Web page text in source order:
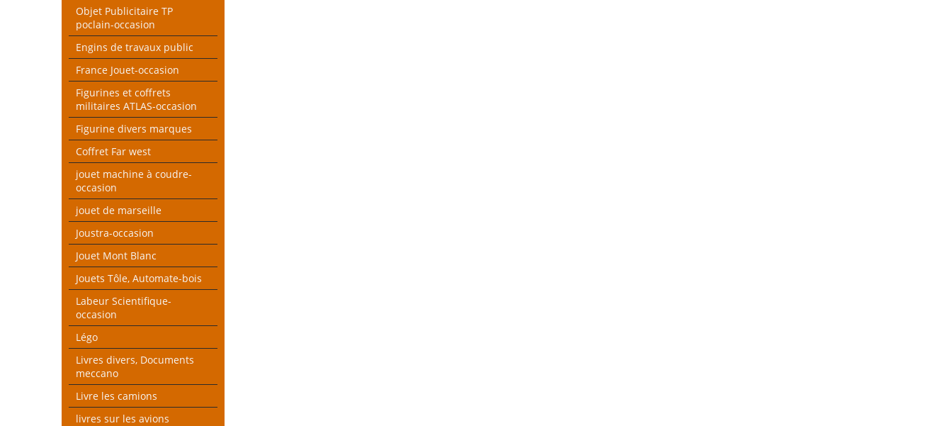
Objet Publicitaire TP
poclain-occasion
Engins de travaux public
France Jouet-occasion
Figurines et coffrets
militaires ATLAS-occasion
Figurine divers marques
Coffret Far west
jouet machine à coudre-
occasion
jouet de marseille
Joustra-occasion
Jouet Mont Blanc
Jouets Tôle, Automate-bois
Labeur Scientifique-
occasion
Légo
Livres divers, Documents
meccano
Livre les camions
livres sur les avions